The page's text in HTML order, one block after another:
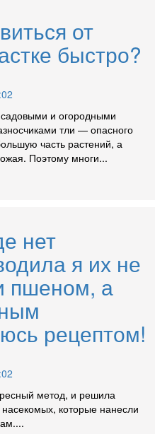
от
быстро?
и огородными
тли — опасного
часть растений, а
Поэтому многи...
нет
я их не
пшеном, а
рецептом!
метод, и решила
которые нанесли